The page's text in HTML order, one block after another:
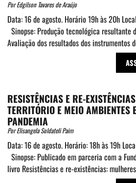
Por Edgilson Tavares de Araújo
Data: 16 de agosto. Horário 19h às 20h
Sinopse: Produção tecnológica resultante
Avaliação dos resultados dos ins­trumentos
RESISTÊNCIAS E RE-
TERRITÓRIO E MEIO AMBIENTES
PANDEMIA
Por Elisangela Soldateli Paim
Data: 16 de agosto. Horário: 18h às 19h
Sinopse: Publicado em parceria com a
livro Resistências e re-existências: